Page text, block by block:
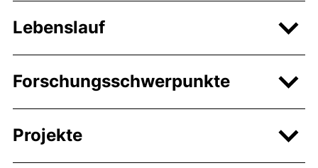
Lebenslauf
Forschungsschwerpunkte
Projekte